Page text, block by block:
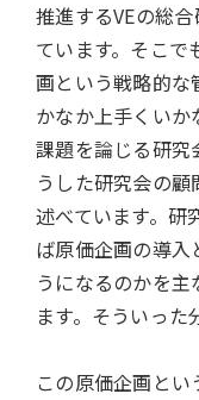
推進するVEの総
ています。そこ
画という戦略的な
かなか上手くいか
課題を論じる研究
うした研究会の
述べています。研
ば原価企画の導入
うになるのかを
ます。そういった
この原価企画と